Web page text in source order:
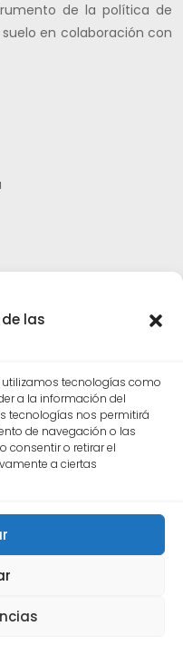
las
utilizamos tecnologías como
a la información del
tecnologías nos permitirá
de navegación o las
consentir o retirar el
a ciertas
de la política de
en colaboración con
|